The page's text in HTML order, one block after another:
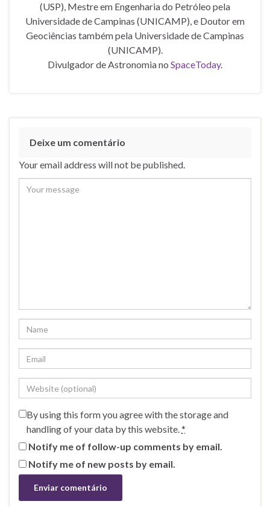
(USP), Mestre em Engenharia do Petróleo pela
Universidade de Campinas (UNICAMP), e Doutor em
Geociências também pela Universidade de Campinas
(UNICAMP).
Divulgador de Astronomia no SpaceToday.
Deixe um comentário
Your email address will not be published.
By using this form you agree with the storage and
handling of your data by this website.*
Notify me of follow-up comments by email.
Notify me of new posts by email.